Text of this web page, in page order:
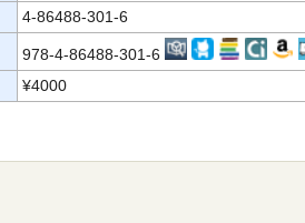
4-86488-301-6
978-4-86488-301-6
¥4000